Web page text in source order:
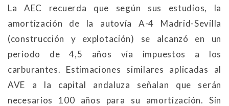
La AEC recuerda que según sus estudios, la
amortización de la autovía A-4 Madrid-Sevilla
(construcción y explotación) se alcanzó en un
periodo de 4,5 años vía impuestos a los
carburantes. Estimaciones similares aplicadas al
AVE a la capital andaluza señalan que serán
necesarios 100 años para su amortización. Sin